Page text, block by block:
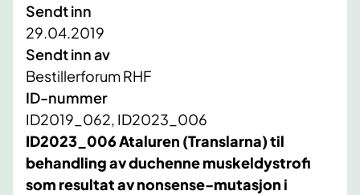
Sendt inn
29.04.2019
Sendt inn av
Bestillerforum RHF
ID-nummer
ID2019_062, ID2023_006
ID2023_006Ataluren (Translarna) til
behandling av duchenne muskeldystrofi
som resultat av nonsense-mutasjon i